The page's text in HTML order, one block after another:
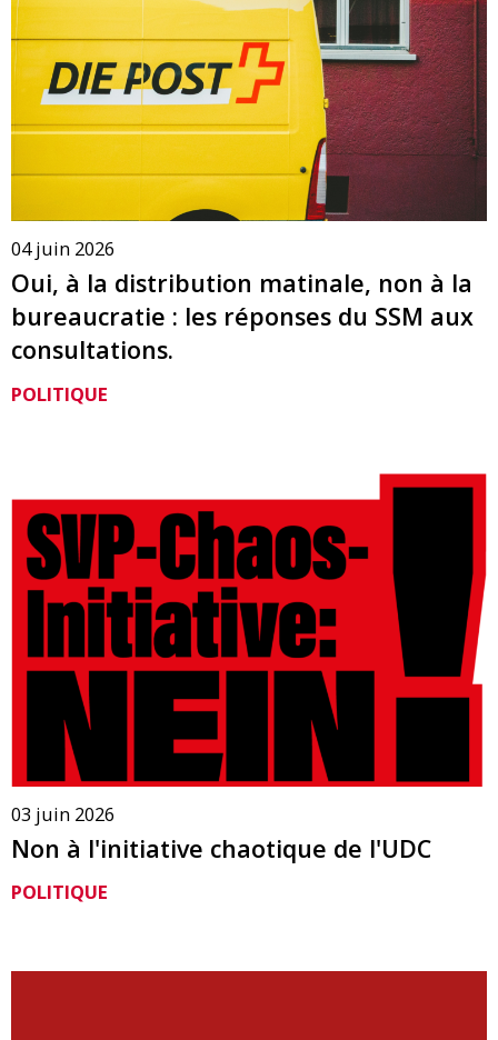
04 juin 2026
Oui, à la distribution matinale, non à la
bureaucratie : les réponses du SSM aux
consultations.
POLITIQUE
03 juin 2026
Non à l'initiative chaotique de l'UDC
POLITIQUE